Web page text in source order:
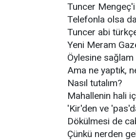
Tuncer
Telefonla olsa
Tuncer abi
Yeni Meram
Öylesine sağlam
Ama ne yaptık,
Nasıl tutalım?
Mahallenin hali
'Kir'den ve
Dökülmesi de
Çünkü nerden